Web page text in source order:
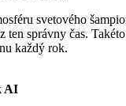
svetového
ten správny čas.
každý rok.
AI